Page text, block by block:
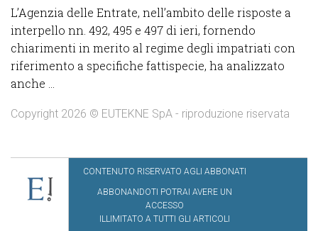
L’Agenzia delle Entrate, nell’ambito delle risposte a
interpello nn. 492, 495 e 497 di ieri, fornendo
chiarimenti in merito al regime degli impatriati con
riferimento a specifiche fattispecie, ha analizzato
anche ...
Copyright 2026 © EUTEKNE SpA - riproduzione riservata
CONTENUTO RISERVATO AGLI ABBONATI
ABBONANDOTI POTRAI AVERE UN
ACCESSO
ILLIMITATO A TUTTI GLI ARTICOLI